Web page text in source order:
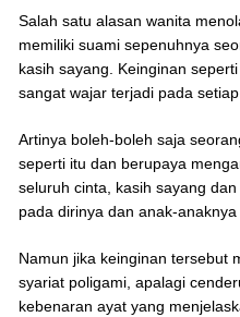
Salah satu alasan wanita
memiliki suami sepenuhnya
kasih sayang. Keinginan
sangat wajar terjadi pada
Artinya boleh-boleh saja
seperti itu dan berupaya
seluruh cinta, kasih sayang
pada dirinya dan anak-anaknya
Namun jika keinginan tersebut
syariat poligami, apalagi
kebenaran ayat yang